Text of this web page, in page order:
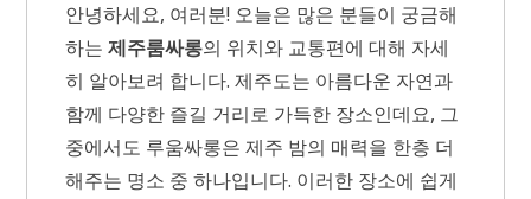
보
안녕하세요, 여러분! 오늘은 많은 분들이 궁금해
하는제주룸싸롱의 위치와 교통편에 대해 자세
히 알아보려 합니다. 제주도는 아름다운 자연과
함께 다양한 즐길 거리로 가득한 장소인데요, 그
중에서도 루움싸롱은 제주 밤의 매력을 한층 더
해주는 명소 중 하나입니다. 이러한 장소에 쉽게